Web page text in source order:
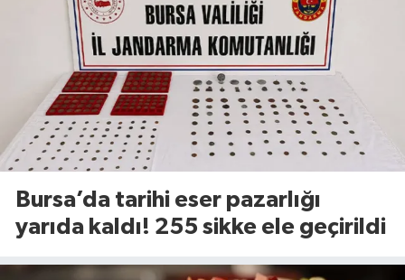
Bursa’da tarihi eser pazarlığı
yarıda kaldı! 255 sikke ele geçirildi